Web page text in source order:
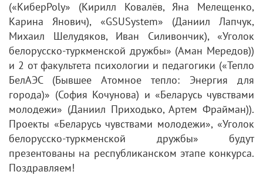
(«КиберPoly» (Кирилл Ковалёв, Яна Мелещенко,
Карина Янович), «GSUSystem» (Даниил Лапчук,
Михаил Шелудяков, Иван Силивончик), «Уголок
белорусско-туркменской дружбы» (Аман Мередов))
и 2 от факультета психологии и педагогики («Тепло
БелАЭС (Бывшее Атомное тепло: Энергия для
города)» (София Кочунова) и «Беларусь чувствами
молодежи» (Даниил Приходько, Артем Фрайман)).
Проекты «Беларусь чувствами молодежи», «Уголок
белорусско-туркменской дружбы» будут
презентованы на республиканском этапе конкурса.
Поздравляем!